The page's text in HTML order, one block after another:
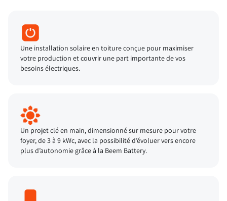
Une installation solaire en toiture conçue pour maximiser
votre production et couvrir une part importante de vos
besoins électriques.
Un projet clé en main, dimensionné sur mesure pour votre
foyer, de 3 à 9 kWc, avec la possibilité d’évoluer vers encore
plus d’autonomie grâce à la Beem Battery.